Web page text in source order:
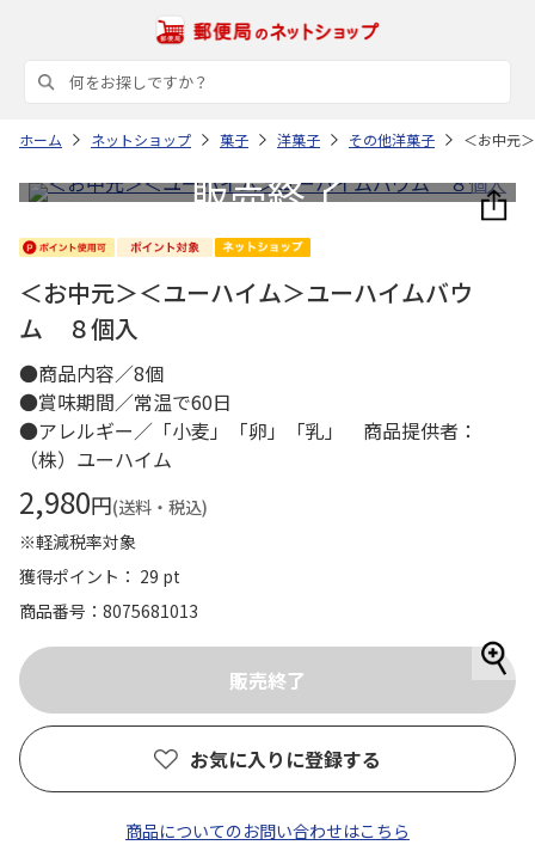
ホーム ネットショップ 菓子 洋菓子 その他洋菓子 ＜お中元
＜お中元＞＜ユーハイム＞ユーハイムバウ
ム ８個入
●商品内容／8個
●賞味期間／常温で60日
●アレルギー／「小麦」「卵」「乳」 商品提供者：
（株）ユーハイム
2,980円(送料・税込)
※軽減税率対象
獲得ポイント： 29 pt
商品番号
8075681013
お気に入りに登録する
商品についてのお問い合わせはこちら